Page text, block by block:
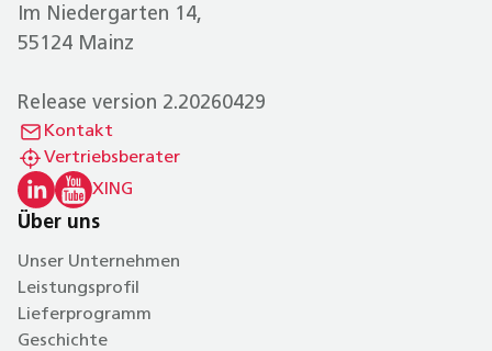
Im Niedergarten 14,
55124 Mainz
Release version 2.20260429
Kontakt
Vertriebsberater
XING
Über uns
Unser Unternehmen
Leistungsprofil
Lieferprogramm
Geschichte